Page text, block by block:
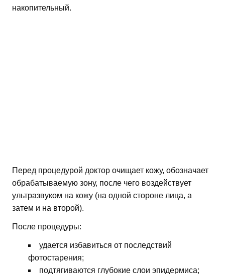
накопительный.
Перед процедурой доктор очищает кожу, обозначает
обрабатываемую зону, после чего воздействует
ультразвуком на кожу (на одной стороне лица, а
затем и на второй).
После процедуры:
удается избавиться от последствий
фотостарения;
подтягиваются глубокие слои эпидермиса;